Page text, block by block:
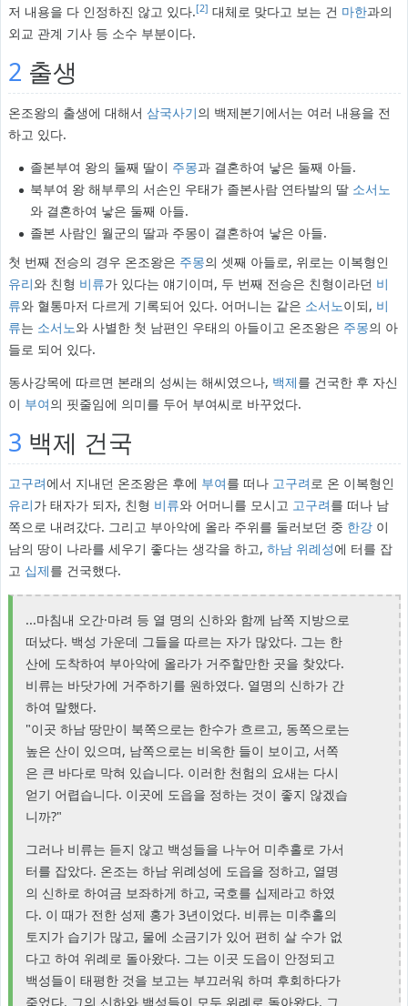
저 내용을 다 인정하진 않고 있다.[2] 대체로 맞다고 보는 건 마한과의
외교 관계 기사 등 소수 부분이다.
2 출생
온조왕의 출생에 대해서 삼국사기의 백제본기에서는 여러 내용을 전
하고 있다.
졸본부여 왕의 둘째 딸이 주몽과 결혼하여 낳은 둘째 아들.
북부여 왕 해부루의 서손인 우태가 졸본사람 연타발의 딸 소서노
와 결혼하여 낳은 둘째 아들.
졸본 사람인 월군의 딸과 주몽이 결혼하여 낳은 아들.
첫 번째 전승의 경우 온조왕은 주몽의 셋째 아들로, 위로는 이복형인
유리와 친형 비류가 있다는 얘기이며, 두 번째 전승은 친형이라던 비
류와 혈통마저 다르게 기록되어 있다. 어머니는 같은 소서노이되, 비
류는 소서노와 사별한 첫 남편인 우태의 아들이고 온조왕은 주몽의 아
들로 되어 있다.
동사강목에 따르면 본래의 성씨는 해씨였으나, 백제를 건국한 후 자신
이 부여의 핏줄임에 의미를 두어 부여씨로 바꾸었다.
3 백제 건국
고구려에서 지내던 온조왕은 후에 부여를 떠나 고구려 로 온 이복형인
유리가 태자가 되자, 친형 비류와 어머니를 모시고 고구려를 떠나 남
쪽으로 내려갔다. 그리고 부아악에 올라 주위를 둘러보던 중 한강이
남의 땅이 나라를 세우기 좋다는 생각을 하고, 하남 위례성에 터를 잡
고 십제를 건국했다.
...마침내 오간·마려 등 열 명의 신하와 함께 남쪽 지방으로
떠났다. 백성 가운데 그들을 따르는 자가 많았다. 그는 한
산에 도착하여 부아악에 올라가 거주할만한 곳을 찾았다.
비류는 바닷가에 거주하기를 원하였다. 열명의 신하가 간
하여 말했다.
"이곳 하남 땅만이 북쪽으로는 한수가 흐르고, 동쪽으로는
높은 산이 있으며, 남쪽으로는 비옥한 들이 보이고, 서쪽
은 큰 바다로 막혀 있습니다. 이러한 천험의 요새는 다시
얻기 어렵습니다. 이곳에 도읍을 정하는 것이 좋지 않겠습
니까?"
그러나 비류는 듣지 않고 백성들을 나누어 미추홀로 가서
터를 잡았다. 온조는 하남 위례성에 도읍을 정하고, 열명
의 신하로 하여금 보좌하게 하고, 국호를 십제라고 하였
다. 이 때가 전한 성제 홍가 3년이었다. 비류는 미추홀의
토지가 습기가 많고, 물에 소금기가 있어 편히 살 수가 없
다고 하여 위례로 돌아왔다. 그는 이곳 도읍이 안정되고
백성들이 태평한 것을 보고는 부끄러워 하며 후회하다가
죽었다. 그의 신하와 백성들이 모두 위례로 돌아왔다. 그